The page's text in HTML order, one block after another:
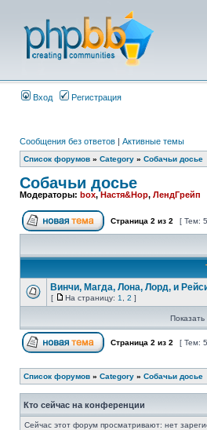
Вход Регистрация
Сообщения без ответов | Активные темы
Список форумов » Category » Собачьи досье
Собачьи досье
Модераторы: box,Настя&Нор, ЛендГрейп
Страница 2 из 2 [ Тем:
Винчи, Магда, Лона, Лорд, и
[ На страницу: 1 2 ]
Страница 2 из 2 [ Тем:
Список форумов » Category » Собачьи досье
Кто сейчас на конференции
Сейчас этот форум просматривают: нет